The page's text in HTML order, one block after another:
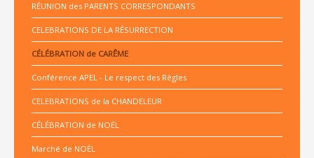
RÉUNION des PARENTS CORRESPONDANTS
CELEBRATIONS DE LA RÉSURRECTION
CÉLÉBRATION de CARÊME
Conférence APEL - Le respect des Règles
CELEBRATIONS de la CHANDELEUR
CÉLÉBRATION de NOËL
Marché de NOËL